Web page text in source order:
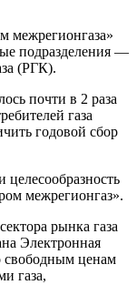
межрегионгаза»
подразделения —
(РГК).
почти в 2 раза
газа
годовой сбор
межрегионгаз».
рынка газа
Электронная
свободным ценам
газа,